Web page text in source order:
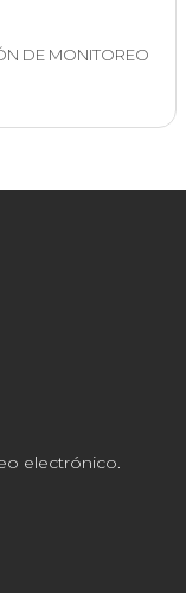
DE MONITOREO
electrónico.